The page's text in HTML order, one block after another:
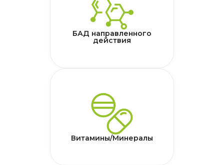
БАД направленного
действия
Витамины/Минералы